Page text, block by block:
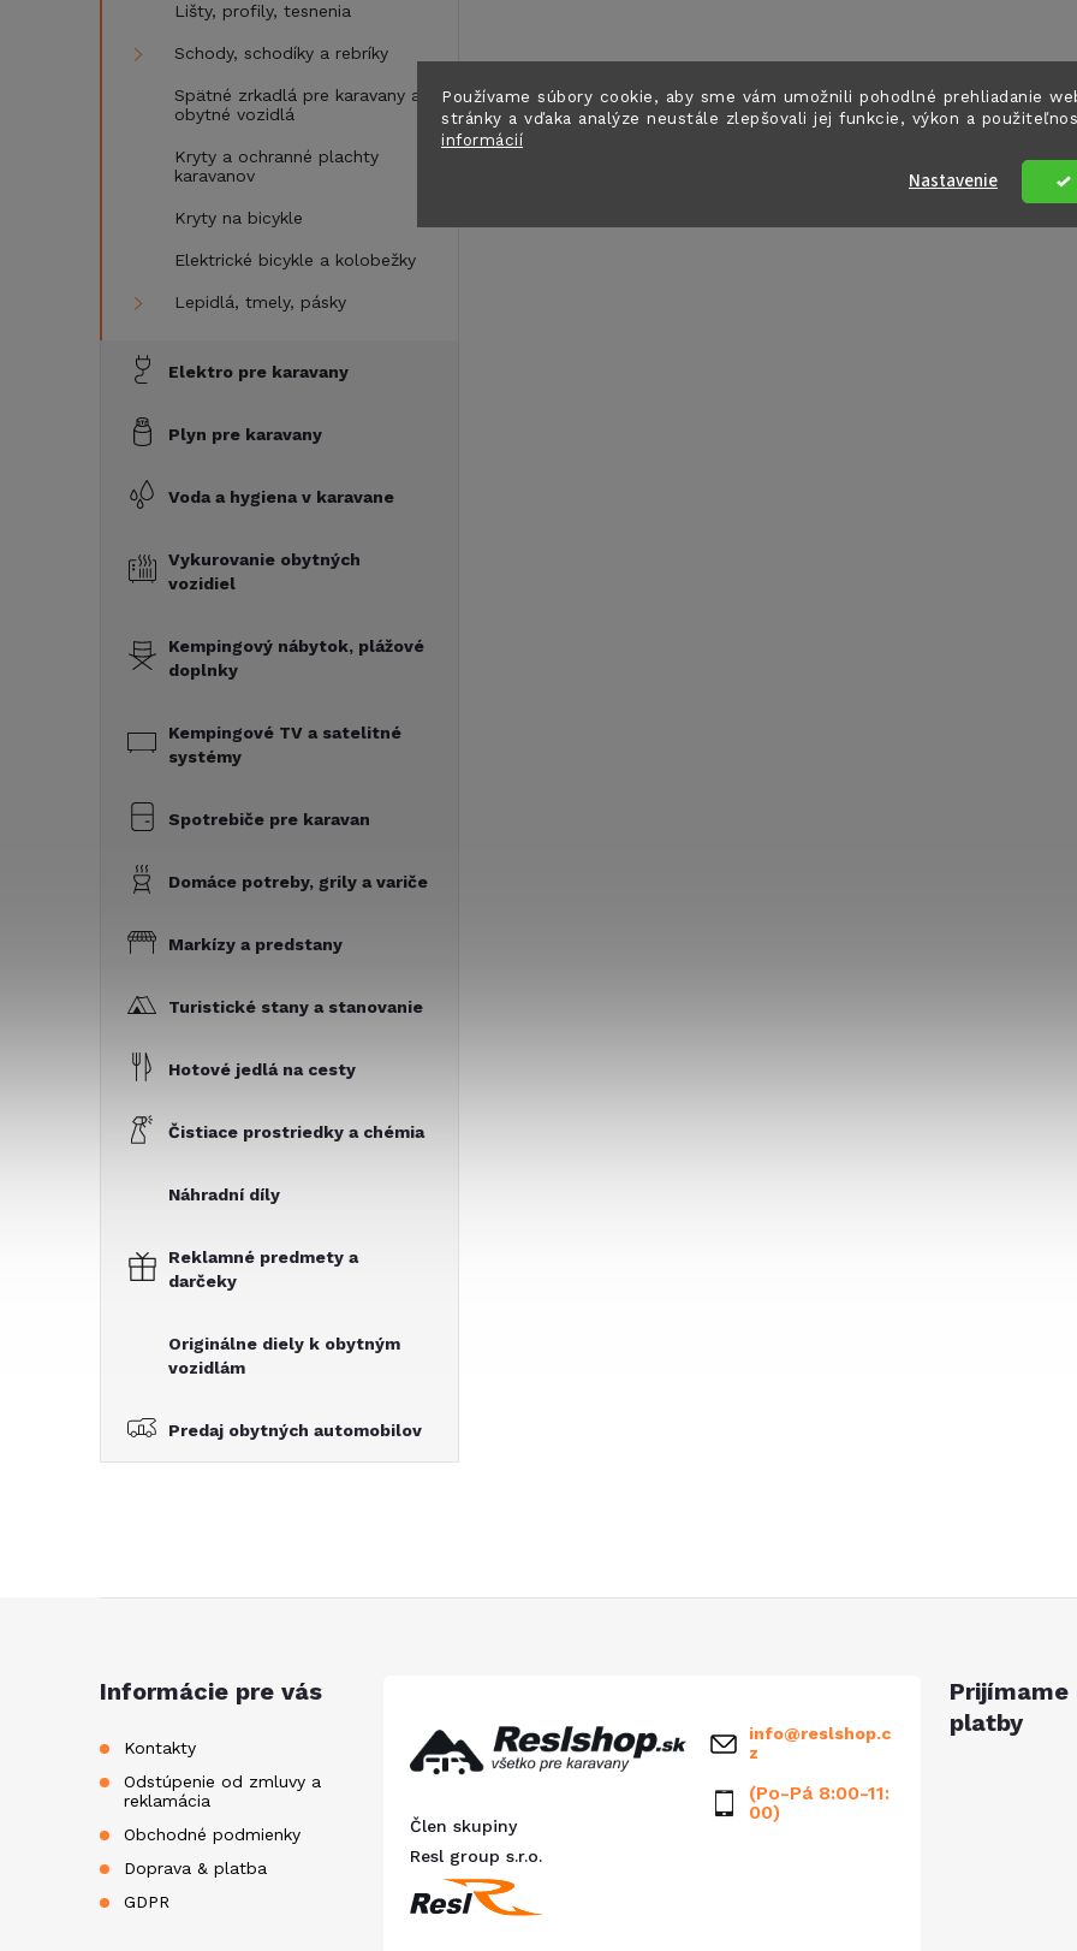
Používame súbory cookie, aby sme vám umožnili pohodlné prehliadanie
stránky a vďaka analýze neustále zlepšovali jej funkcie, výkon a
informácií
Nastavenie
Lišty, profily, tesnenia
Schody, schodíky a rebríky
Spätné zrkadlá pre karavany a
obytné vozidlá
Kryty a ochranné plachty
karavanov
Kryty na bicykle
Elektrické bicykle a kolobežky
Lepidlá, tmely, pásky
Elektro pre karavany
Plyn pre karavany
Voda a hygiena v karavane
Vykurovanie obytných
vozidiel
Kempingový nábytok, plážové
doplnky
Kempingové TV a satelitné
systémy
Spotrebiče pre karavan
Domáce potreby, grily a variče
Markízy a predstany
Turistické stany a stanovanie
Hotové jedlá na cesty
Čistiace prostriedky a chémia
Náhradní díly
Reklamné predmety a
darčeky
Originálne diely k obytným
vozidlám
Predaj obytných automobilov
Informácie pre vás
Kontakty
Odstúpenie od zmluvy a
reklamácia
Obchodné podmienky
Doprava & platba
GDPR
Člen skupiny
Resl group s.r.o.
info@reslshop.c
z
(Po-Pá 8:00-11:
00)
Prijímame
platby